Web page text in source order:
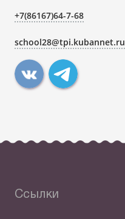
+7(86167)64-7-68
school28@tpi.kubannet.ru
Ссылки